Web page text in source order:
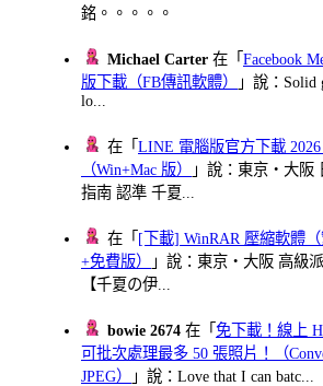
銘。。。。。
Michael Carter 在「Facebook
版下載（FB傳訊軟體）
」說：
lo...
在「LINE 電腦版官方下載
（Win+Mac 版）
」說：東京・大阪
指南 認準 千夏...
在「 [下載] WinRAR 壓縮軟體
+免費版）
」說：東京・大阪 高級
【千夏の伊...
bowie 2674 在「免下載！線上
可批次處理最多 50 張照片！（
JPEG）
」說：Love that I can batc...